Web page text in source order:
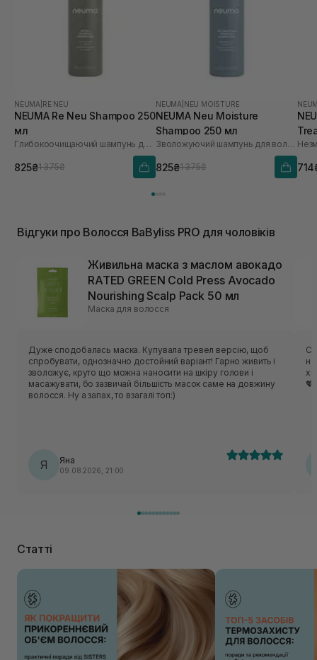
NEUMA RE NEU
NEUMA Re Neu Shampoo 250
мл
Глибокоочищаючий шампунь для волосся
825₴1 375₴
NEUMA NEU MOISTURE
NEUMA Neu Moisture
Shampoo 250 мл
Зволожуючий шампунь для волосся
825₴1 375₴
Відгуки про Волосся BaByliss PRO для чоловіків
Живильна маска з маслом авокадо
RATED GREEN Cold Press Avocado
Nourishing Scalp Pack 50 мл
Маска для волосся
Дуже сподобалась маска. Купувала тревел версію, щоб
спробувати, однозначно достойний варіант! Гарно живить і
зволожує, круто що можна наносити на шкіру голови і
масажувати, бо зазвичай більшість масок саме на довжину
волосся. Ну а запах, то взагалі топ:)
Я Яна
09.08.2026, 21:00
💖
Статті